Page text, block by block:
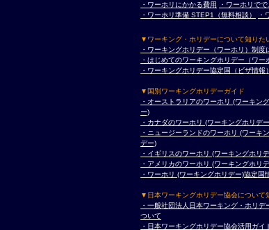
・ワーホリにかかる費用
・ワーホリで
・ワーホリ準備 STEP1（無料相談）
・
▼ワーキング・ホリデーについて知りた
・ワーキングホリデー（ワーホリ）制度
・はじめてのワーキングホリデー（ワー
・ワーキングホリデー協定国（ビザ情報）
▼国別ワーキングホリデーガイド
・オーストラリアのワーホリ (ワーキン
ー)
・カナダのワーホリ (ワーキングホリデ
・ニュージーランドのワーホリ (ワーキ
デー)
・イギリスのワーホリ (ワーキングホリ
・アメリカのワーホリ (ワーキングホリ
・ワーホリ (ワーキングホリデー)協定国
▼日本ワーキングホリデー協会について
・一般社団法人日本ワーキング・ホリデ
ついて
・日本ワーキングホリデー協会活用ガイ